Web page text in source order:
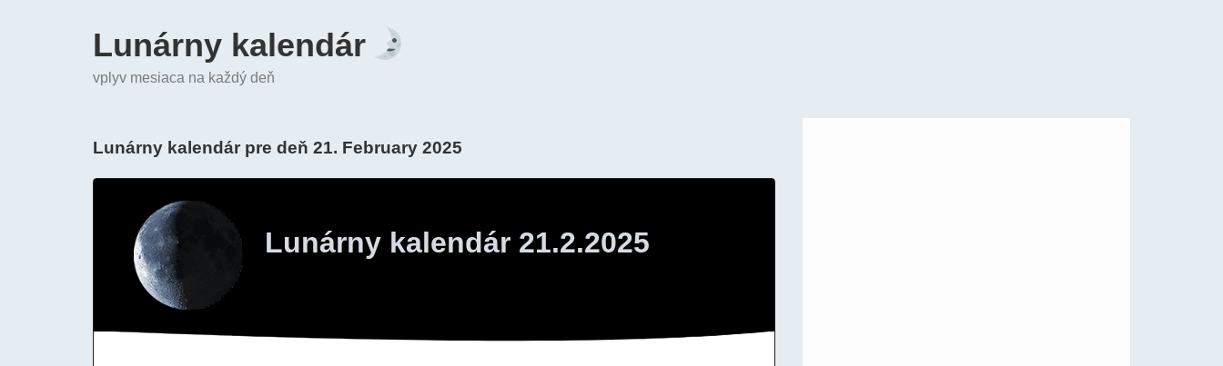
Lunárny kalendár
vplyv mesiaca na každý deň
Lunárny kalendár pre deň 21. February 2025
Lunárny kalendár 21.2.2025